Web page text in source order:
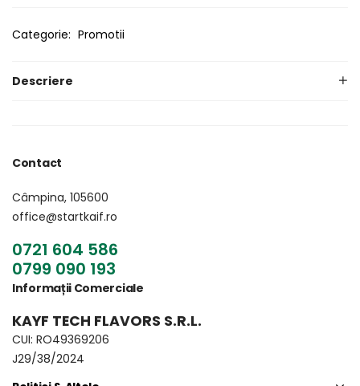
Categorie: Promotii
Descriere
Contact
Câmpina, 105600
office@startkaif.ro
0721 604 586
0799 090 193
Informații Comerciale
KAYF TECH FLAVORS S.R.L.
CUI: RO49369206
J29/38/2024